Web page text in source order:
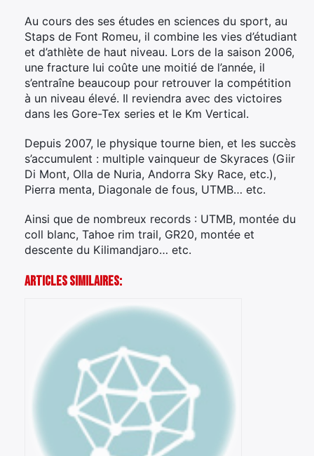
Au cours des ses études en sciences du sport, au
Staps de Font Romeu, il combine les vies d’étudiant
et d’athlète de haut niveau. Lors de la saison 2006,
une fracture lui coûte une moitié de l’année, il
s’entraîne beaucoup pour retrouver la compétition
à un niveau élevé. Il reviendra avec des victoires
dans les Gore-Tex series et le Km Vertical.
Depuis 2007, le physique tourne bien, et les succès
s’accumulent : multiple vainqueur de Skyraces (Giir
Di Mont, Olla de Nuria, Andorra Sky Race, etc.),
Pierra menta, Diagonale de fous, UTMB… etc.
Ainsi que de nombreux records : UTMB, montée du
coll blanc, Tahoe rim trail, GR20, montée et
descente du Kilimandjaro… etc.
Articles Similaires: